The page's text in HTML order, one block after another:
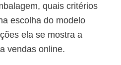
quais critérios
escolha do modelo
ela se mostra a
vendas online.